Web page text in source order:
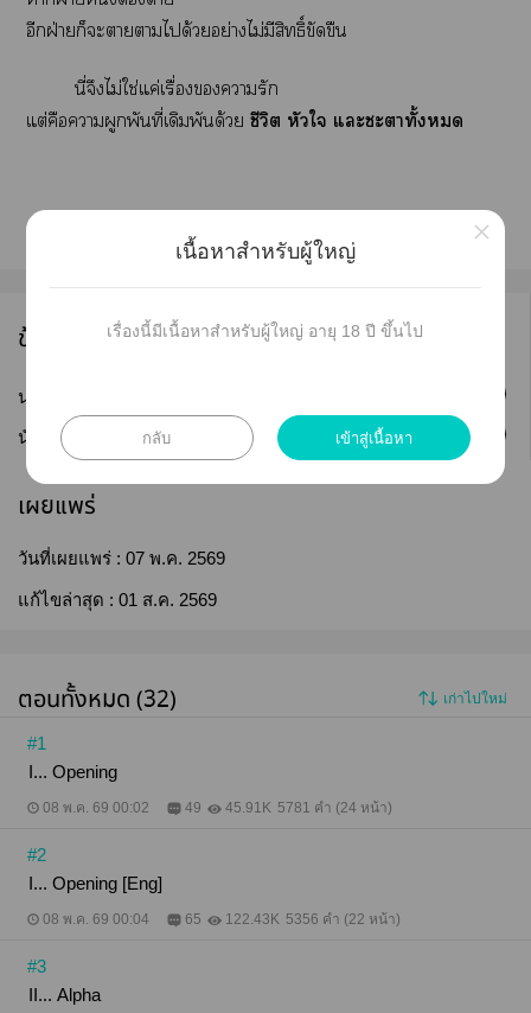
อีกฝ่ายก็ะาาได้วยอย่างไม่มีสิทธิ์ขัดขืน
นี่จึงไม่ใช่แค่เรื่องารัก
แต่คือาผูกพันที่เดิมพันด้วยชีวิต หัวใ แะะาทั้ง
ข้อมูลนักเขียน
นามปากกา :
นักเขียน : kristalynn ติดตาม
เผยแพร่
วันที่เผยแพร่ : 07 พ.ค. 2569
แก้ไขล่าสุด : 01 ส.ค. 2569
ตอนทั้งหมด (32) เก่าไปใหม่
#1
I... Opening
08 พ.ค. 69 00:02 49 45.91K 5781 คำ (24 หน้า)
#2
I... Opening [Eng]
08 พ.ค. 69 00:04 65 122.43K 5356 คำ (22 หน้า)
#3
II... Alpha
เนื้อหาสำหรับผู้ใหญ่
เรื่องนี้มีเนื้อหาสำหรับผู้ใหญ่ อายุ 18 ปี ขึ้นไป
กลับ เข้าสู่เนื้อหา
×